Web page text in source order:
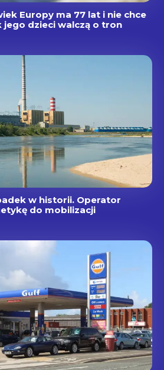
Europy ma 77 lat i nie chce
jego dzieci walczą o tron
w historii. Operator
do mobilizacji